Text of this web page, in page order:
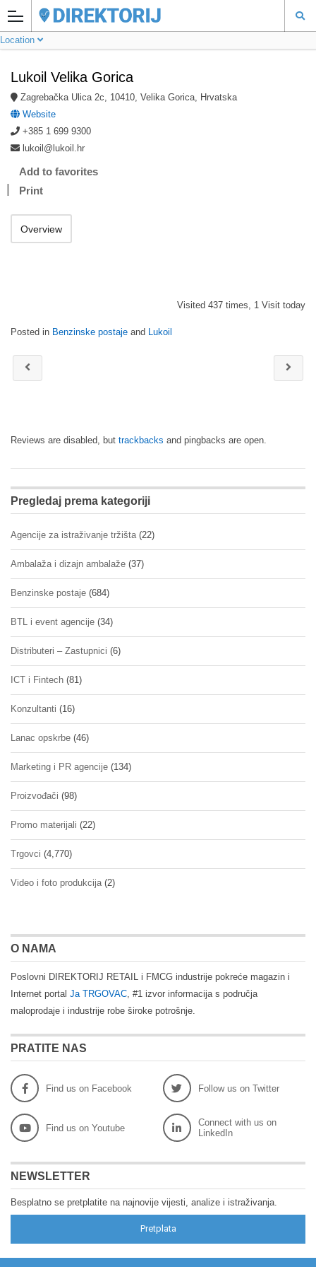
Location
Lukoil Velika Gorica
Zagrebačka Ulica 2c, 10410, Velika Gorica, Hrvatska
Website
+385 1 699 9300
lukoil@lukoil.hr
Add to favorites
Print
Overview
Visited 437 times, 1 Visit today
Posted in Benzinske postaje and Lukoil
Reviews are disabled, but trackbacks and pingbacks are open.
Pregledaj prema kategoriji
Agencije za istraživanje tržišta(22)
Ambalaža i dizajn ambalaže (37)
Benzinske postaje (684)
BTL i event agencije (34)
Distributeri – Zastupnici (6)
ICT i Fintech (81)
Konzultanti (16)
Lanac opskrbe (46)
Marketing i PR agencije (134)
Proizvođači (98)
Promo materijali (22)
Trgovci (4,770)
Video i foto produkcija(2)
O NAMA
Poslovni DIREKTORIJ RETAIL i FMCG industrije pokreće magazin i
Internet portal Ja TRGOVAC, #1 izvor informacija s područja
maloprodaje i industrije robe široke potrošnje.
PRATITE NAS
Find us on Facebook Follow us on Twitter
Find us on Youtube
Connect with us on
LinkedIn
NEWSLETTER
Besplatno se pretplatite na najnovije vijesti, analize i istraživanja.
Pretplata